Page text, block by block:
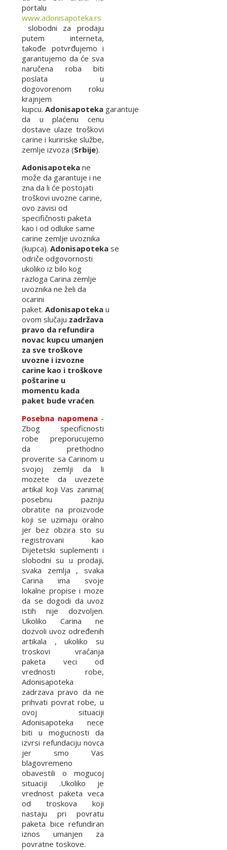
portalu
www.adonisapoteka.rs
slobodni za prodaju
putem interneta,
takođe potvrđujemo i
garantujemo da će sva
naručena roba biti
poslata u
dogovorenom roku
krajnjem
kupcu. Adonisapoteka garantuje
da u plaćenu cenu
dostave ulaze troškovi
carine i kuririske službe,
zemlje izvoza (Srbije).
Adonisapoteka ne
može da garantuje i ne
zna da li će postojati
troškovi uvozne carine,
ovo zavisi od
specifičnosti paketa
kao i od odluke same
carine zemlje uvoznika
(kupca). Adonisapoteka se
odriče odgovornosti
ukoliko iz bilo kog
razloga Carina zemlje
uvoznika ne želi da
ocarini
paket. Adonisapoteka u
ovom slučaju zadržava
pravo da refundira
novac kupcu umanjen
za sve troškove
uvozne i izvozne
carine kao i troškove
poštarine u
momentu kada
paket bude vraćen.
Posebna napomena-
Zbog specificnosti
robe preporucujemo
da prethodno
proverite sa Carinom u
svojoj zemlji da li
mozete da uvezete
artikal koji Vas zanima(
posebnu paznju
obratite na proizvode
koji se uzimaju oralno
jer bez obzira sto su
registrovani kao
Dijetetski suplementi i
slobodni su u prodaji,
svaka zemlja , svaka
Carina ima svoje
lokalne propise i moze
da se dogodi da uvoz
istih nije dozvoljen.
Ukoliko Carina ne
dozvoli uvoz određenih
artikala , ukoliko su
troskovi vraćanja
paketa veci od
vrednosti robe,
Adonisapoteka
zadrzava pravo da ne
prihvati povrat robe, u
ovoj situaciji
Adonisapoteka nece
biti u mogucnosti da
izvrsi refundaciju novca
jer smo Vas
blagovremeno
obavestili o mogucoj
situaciji .Ukoliko je
vrednost paketa veca
od troskova koji
nastaju pri povratu
paketa bice refundiran
iznos umanjen za
povratne toskove.